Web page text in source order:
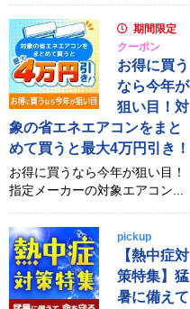
期間限定
クーポン
お得に買う
なら今年が
狙い目！対
象の省エネエアコンをまと
めて買うと最大4万円引き！
お得に買うなら今年が狙い目！
指定メーカーの対象エアコン...
pickup
【熱中症対
策特集】猛
暑に備えて